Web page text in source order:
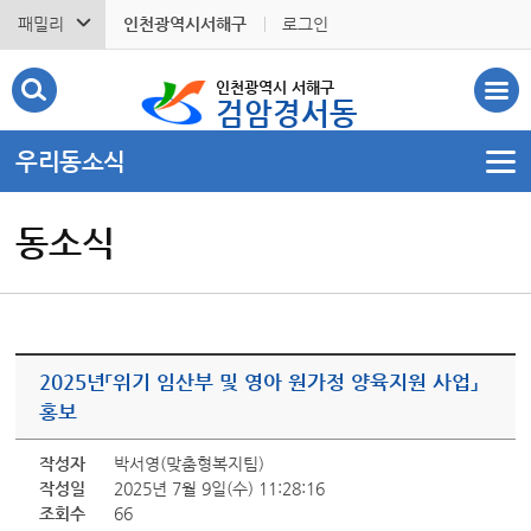
패밀리 인천광역시서해구 로그인
인천광역시 서해구
검암경서동
우리동소식
동소식
2025년「위기 임산부 및 영아 원가정 양육지원 사업」
홍보
작성자
박서영(맞춤형복지팀)
작성일
2025년 7월 9일(수) 11:28:16
조회수
66